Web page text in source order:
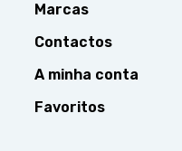
Marcas
Contactos
A minha conta
Favoritos